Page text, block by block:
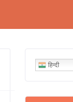
हिन्दी